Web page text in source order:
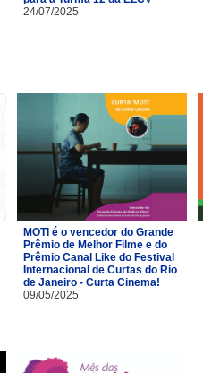
24/07/2025
MOTI é o vencedor do Grande
Prêmio de Melhor Filme e do
Prêmio Canal Like do Festival
Internacional de Curtas do Rio
de Janeiro - Curta Cinema!
09/05/2025